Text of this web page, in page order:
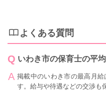
よくある質問
いわき市の保育士の平
掲載中のいわき市の最高月給
す。給与や待遇などの交渉も